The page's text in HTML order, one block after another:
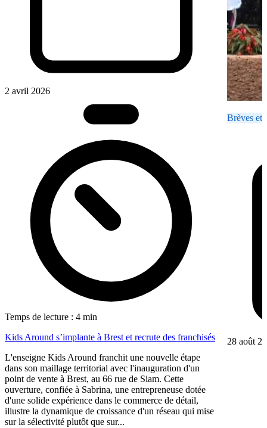
2 avril 2026
Temps de lecture : 4 min
Kids Around s’implante à Brest et recrute des franchisés
L'enseigne Kids Around franchit une nouvelle étape
dans son maillage territorial avec l'inauguration d'un
point de vente à Brest, au 66 rue de Siam. Cette
ouverture, confiée à Sabrina, une entrepreneuse dotée
d'une solide expérience dans le commerce de détail,
illustre la dynamique de croissance d'un réseau qui mise
sur la sélectivité plutôt que sur...
Brèves et
28 août